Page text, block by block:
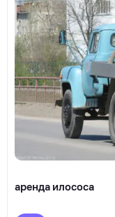
аренда илососа